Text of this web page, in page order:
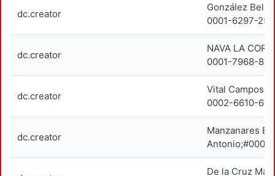
dc.creator
González
0001-6297-
dc.creator
NAVA LA
0001-7968-
dc.creator
Vital Campos,
0002-6610-
dc.creator
Manzanares
De la Cruz